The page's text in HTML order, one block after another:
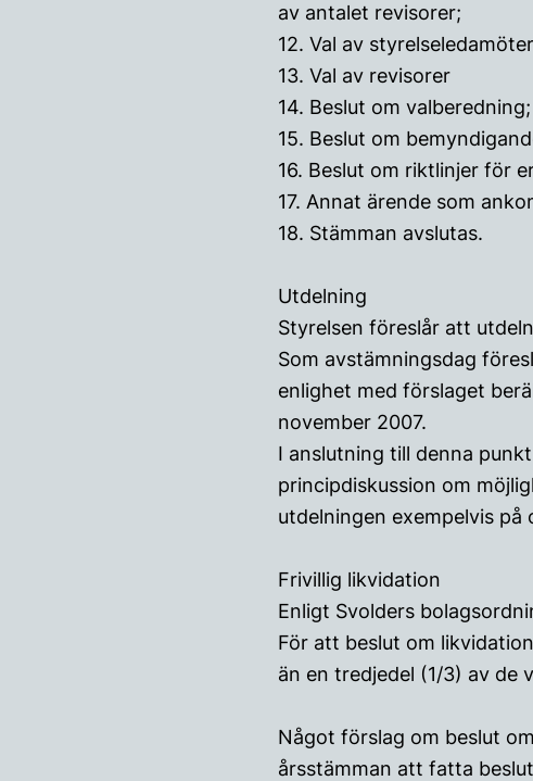
av antalet revisorer;
12. Val av
13. Val av revisorer
14. Beslut om valberedning;
15. Beslut om
16. Beslut om riktlinjer för
17. Annat ärende som
18. Stämman avslutas.
Utdelning
Styrelsen föreslår att
Som avstämningsdag
enlighet med förslaget
november 2007.
I anslutning till denna
principdiskussion om
utdelningen exempelvis på
Frivillig likvidation
Enligt Svolders
För att beslut om
än en tredjedel (1/3) av de
Något förslag om beslut
årsstämman att fatta